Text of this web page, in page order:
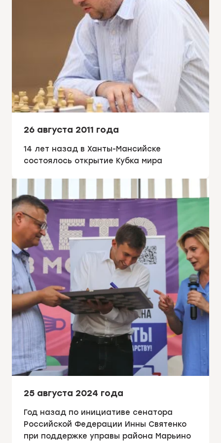
26 августа 2011 года
14 лет назад в Ханты-Мансийске
состоялось открытие Кубка мира
25 августа 2024 года
Год назад по инициативе сенатора
Российской Федерации Инны Святенко
при поддержке управы района Марьино